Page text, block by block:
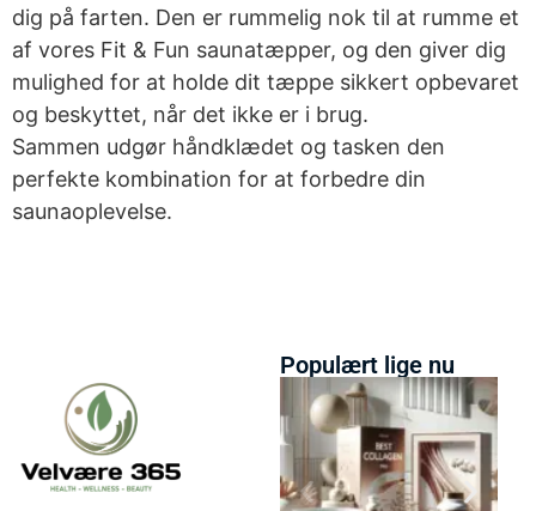
dig på farten. Den er rummelig nok til at rumme et
af vores Fit & Fun saunatæpper, og den giver dig
mulighed for at holde dit tæppe sikkert opbevaret
og beskyttet, når det ikke er i brug.
Sammen udgør håndklædet og tasken den
perfekte kombination for at forbedre din
saunaoplevelse.
Populært lige nu